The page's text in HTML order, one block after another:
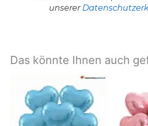
unserer
Das könnte Ihnen auch